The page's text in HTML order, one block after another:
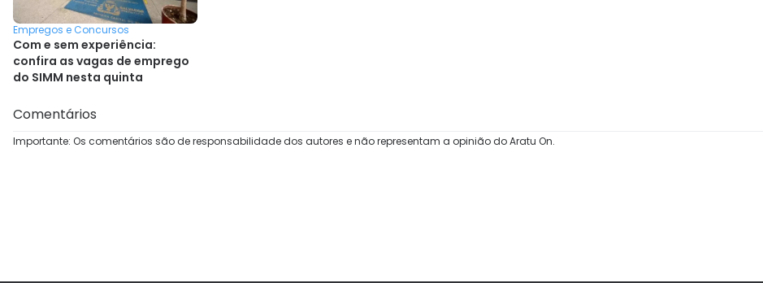
Empregos e Concursos
Com e sem experiência:
confira as vagas de emprego
do SIMM nesta quinta
Comentários
Importante: Os comentários são de responsabilidade dos autores e não representam a opinião do Aratu On.